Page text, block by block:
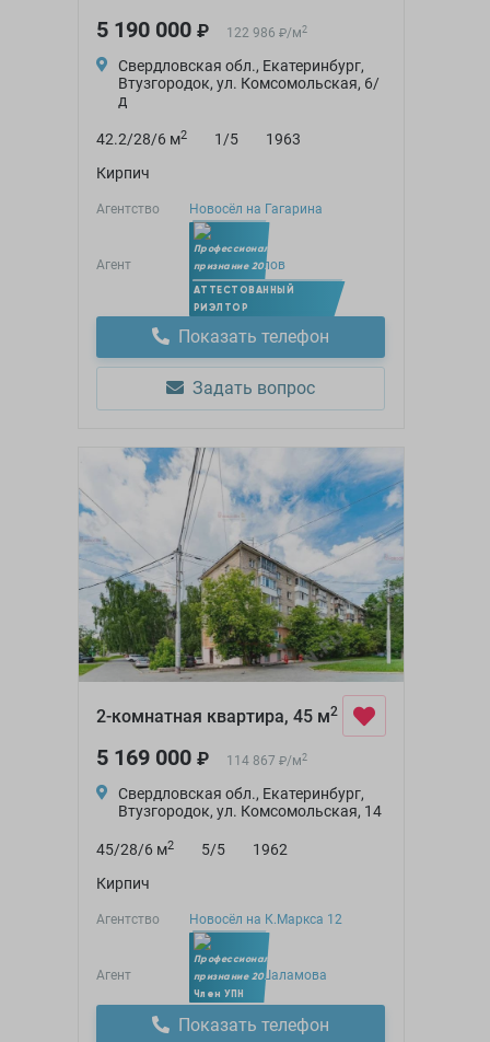
5 190 000 ₽ 122 986 ₽/м2
Свердловская обл., Екатеринбург,
Втузгородок, ул. Комсомольская, 6/
д
42.2/28/6 м2 1/5
1963
Кирпич
Агентство Новосёл на Гагарина
Член УПН
Агент Артем Яндулов
АТТЕСТОВАННЫЙ
РИЭЛТОР
Показать телефон
Задать вопрос
2-комнатная квартира, 45 м2
5 169 000 ₽ 114 867 ₽/м2
Свердловская обл., Екатеринбург,
Втузгородок, ул. Комсомольская, 14
45/28/6 м2 5/5
1962
Кирпич
Агентство Новосёл на К.Маркса 12
Член УПН
Агент Анастасия Шаламова
Показать телефон